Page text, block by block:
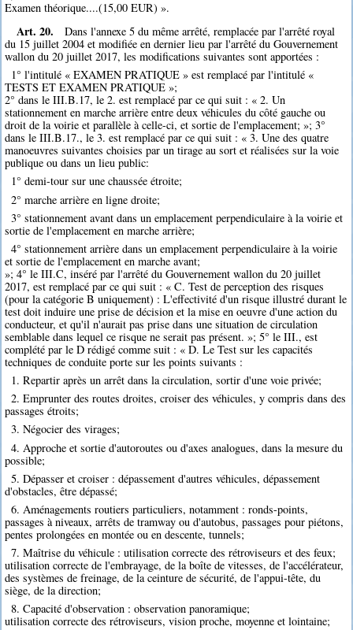
Examen théorique....(15,00 EUR) ».
Art. 20.
Dans l'annexe 5 du même arrêté, remplacée par l'arrêté royal
du 15 juillet 2004 et modifiée en dernier lieu par l'arrêté du Gouvernement
wallon du 20 juillet 2017, les modifications suivantes sont apportées :
1° l'intitulé « EXAMEN PRATIQUE » est remplacé par l'intitulé «
TESTS ET EXAMEN PRATIQUE »;
2° dans le III.B.17, le 2. est remplacé par ce qui suit : « 2. Un
stationnement en marche arrière entre deux véhicules du côté gauche ou
droit de la voirie et parallèle à celle-ci, et sortie de l'emplacement; »; 3°
dans le III.B.17., le 3. est remplacé par ce qui suit : « 3. Une des quatre
manoeuvres suivantes choisies par un tirage au sort et réalisées sur la voie
publique ou dans un lieu public:
1° demi-tour sur une chaussée étroite;
2° marche arrière en ligne droite;
3° stationnement avant dans un emplacement perpendiculaire à la voirie et
sortie de l'emplacement en marche arrière;
4° stationnement arrière dans un emplacement perpendiculaire à la voirie
et sortie de l'emplacement en marche avant;
»; 4° le III.C, inséré par l'arrêté du Gouvernement wallon du 20 juillet
2017, est remplacé par ce qui suit : « C. Test de perception des risques
(pour la catégorie B uniquement) : L'effectivité d'un risque illustré durant le
test doit induire une prise de décision et la mise en oeuvre d'une action du
conducteur, et qu'il n'aurait pas prise dans une situation de circulation
semblable dans lequel ce risque ne serait pas présent. »; 5° le III., est
complété par le D rédigé comme suit : « D. Le Test sur les capacités
techniques de conduite porte sur les points suivants :
1. Repartir après un arrêt dans la circulation, sortir d'une voie privée;
2. Emprunter des routes droites, croiser des véhicules, y compris dans des
passages étroits;
3. Négocier des virages;
4. Approche et sortie d'autoroutes ou d'axes analogues, dans la mesure du
possible;
5. Dépasser et croiser : dépassement d'autres véhicules, dépassement
d'obstacles, être dépassé;
6. Aménagements routiers particuliers, notamment : ronds-points,
passages à niveaux, arrêts de tramway ou d'autobus, passages pour piétons,
pentes prolongées en montée ou en descente, tunnels;
7. Maîtrise du véhicule : utilisation correcte des rétroviseurs et des feux;
utilisation correcte de l'embrayage, de la boîte de vitesses, de l'accélérateur,
des systèmes de freinage, de la ceinture de sécurité, de l'appui-tête, du
siège, de la direction;
8. Capacité d'observation : observation panoramique;
utilisation correcte des rétroviseurs, vision proche, moyenne et lointaine;